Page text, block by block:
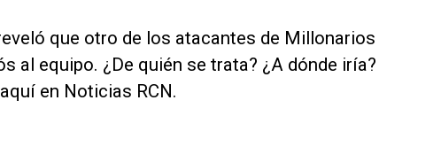
que otro de los atacantes de Millonarios
al equipo. ¿De quién se trata? ¿A dónde iría?
en Noticias RCN.